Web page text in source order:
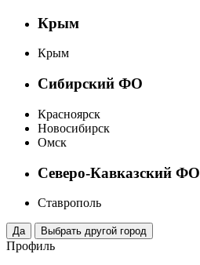
Крым
Крым
Сибирский ФО
Красноярск
Новосибирск
Омск
Северо-Кавказский ФО
Ставрополь
Профиль